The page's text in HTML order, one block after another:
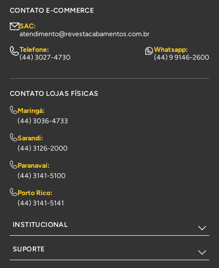
CONTATO E-COMMERCE
SAC:
atendimento@revestacabamentos.com.br
Telefone:
(44) 3027-4730
Whatsapp:
(44) 9 9146-2600
CONTATO LOJAS FÍSICAS
Maringá:
(44) 3036-4733
Sarandi:
(44) 3126-2000
Paranavaí:
(44) 3141-5100
Porto Rico:
(44) 3141-5141
INSTITUCIONAL
SUPORTE